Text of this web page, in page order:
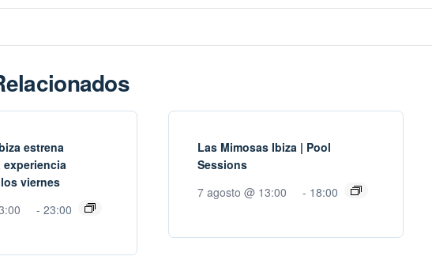
estrena
experiencia
viernes
- 23:00
Las Mimosas Ibiza | Pool
Sessions
7 agosto @ 13:00
- 18:00